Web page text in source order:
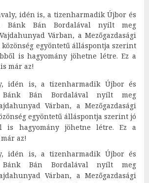
idén is, a tizenharmadik Újbor és
Bánk Bán Bordalával nyílt meg
Várban, a Mezőgazdasági
egyöntetű álláspontja szerint
is hagyomány jöhetne létre. Ez a
már az!
idén is, a tizenharmadik Újbor és
Bánk Bán Bordalával nyílt meg
Várban, a Mezőgazdasági
egyöntetű álláspontja szerint jó
is hagyomány jöhetne létre. Ez a
az!
idén is, a tizenharmadik Újbor és
Bánk Bán Bordalával nyílt meg
Várban, a Mezőgazdasági